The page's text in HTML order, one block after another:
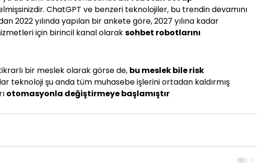
ChatGPT ve benzeri teknolojiler, bu trendin devamını
2022 yılında yapılan bir ankete göre, 2027 yılına kadar
için birincil kanal olarak sohbet robotlarını
bir meslek olarak görse de, bu meslek bile risk
teknoloji şu anda tüm muhasebe işlerini ortadan kaldırmış
otomasyonla değiştirmeye başlamıştır